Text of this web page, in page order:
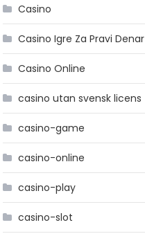
Casino
Casino Igre Za Pravi Denar
Casino Online
casino utan svensk licens
casino-game
casino-online
casino-play
casino-slot